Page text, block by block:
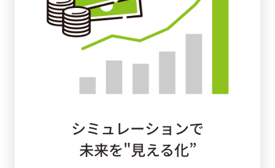
シミュレーションで
未来を"見える化”